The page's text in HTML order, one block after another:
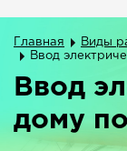
Главная Виды
Ввод
Ввод
дому